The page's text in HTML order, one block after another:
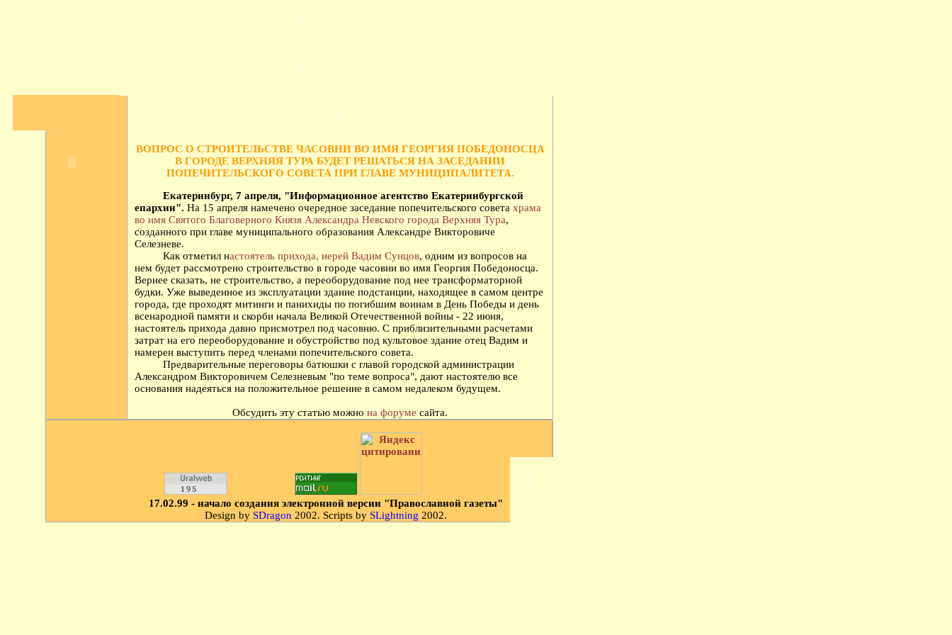
ВОПРОС О СТРОИТЕЛЬСТВЕ ЧАСОВНИ ВО ИМЯ ГЕОРГИЯ ПОБЕДОНОСЦА
В ГОРОДЕ ВЕРХНЯЯ ТУРА БУДЕТ РЕШАТЬСЯ НА ЗАСЕДАНИИ
ПОПЕЧИТЕЛЬСКОГО СОВЕТА ПРИ ГЛАВЕ МУНИЦИПАЛИТЕТА.
Екатеринбург, 7 апреля, "Информационное агентство Екатеринбургской
епархии". На 15 апреля намечено очередное заседание попечительского совета храма
во имя Святого Благоверного Князя Александра Невского города Верхняя Тура,
созданного при главе муниципального образования Александре Викторовиче
Селезневе.
Как отметил настоятель прихода, иерей Вадим Сунцов, одним из вопросов на
нем будет рассмотрено строительство в городе часовни во имя Георгия Победоносца.
Вернее сказать, не строительство, а переоборудование под нее трансформаторной
будки. Уже выведенное из эксплуатации здание подстанции, находящее в самом центре
города, где проходят митинги и панихиды по погибшим воинам в День Победы и день
всенародной памяти и скорби начала Великой Отечественной войны - 22 июня,
настоятель прихода давно присмотрел под часовню. С приблизительными расчетами
затрат на его переоборудование и обустройство под культовое здание отец Вадим и
намерен выступить перед членами попечительского совета.
Предварительные переговоры батюшки с главой городской администрации
Александром Викторовичем Селезневым "по теме вопроса", дают настоятелю все
основания надеяться на положительное решение в самом недалеком будущем.
Обсудить эту статью можно на форуме сайта.
17.02.99 - начало создания электронной версии "Православной газеты"
Design by SDragon 2002. Scripts by SLightning 2002.